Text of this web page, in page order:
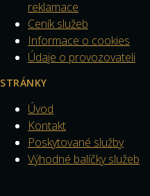
reklamace
Ceník služeb
Informace o cookies
Údaje o provozovateli
STRÁNKY
Úvod
Kontakt
Poskytované služby
Výhodné balíčky služeb